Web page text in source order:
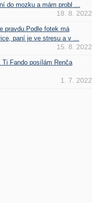
do mozku a mám probl ...
18. 8. 2022
pravdu.Podle fotek má
paní je ve stresu a v ...
15. 8. 2022
Ti Fando posílám Renča
1. 7. 2022